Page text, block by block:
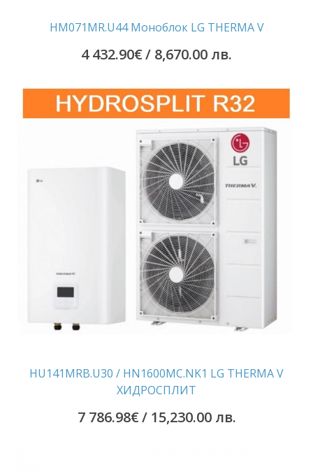
HM071MR.U44 Моноблок LG THERMA V
4 432.90€/ 8,670.00 лв.
HU141MRB.U30 / HN1600MC.NK1 LG THERMA V
ХИДРОСПЛИТ
7 786.98€/ 15,230.00 лв.